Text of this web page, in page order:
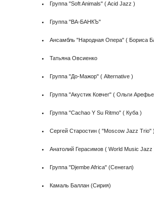
Группа "Soft Animals" ( Acid Jazz )
Группа "ВА-БАНКЪ"
Ансамбль "Народная Опера" ( Бориса
Татьяна Овсиенко
Группа "До-Мажор" ( Alternative )
Группа "Акустик Ковчег" ( Ольги
Группа "Сachao Y Su Ritmo" ( Куба )
Сергей Старостин ( "Moscow Jazz Trio" )
Анатолий Герасимов ( World Music Jazz
Группа "Djembe Africa" (Сенегал)
Камаль Баллан (Сирия)